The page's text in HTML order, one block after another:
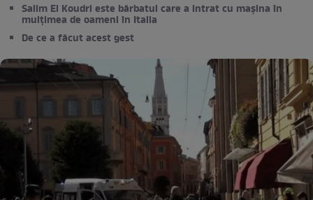
Salim El Koudri este bărbatul care a intrat cu mașina în
mulțimea de oameni în Italia
De ce a făcut acest gest